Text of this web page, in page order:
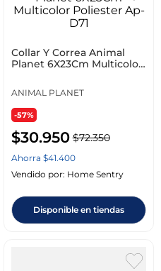
Collar Y Correa Animal
Planet 6X23Cm Multicolor
ANIMAL PLANET
-57%
$30.950 $72.350
Ahorra $41.400
Vendido por: Home Sentry
Disponible en tiendas